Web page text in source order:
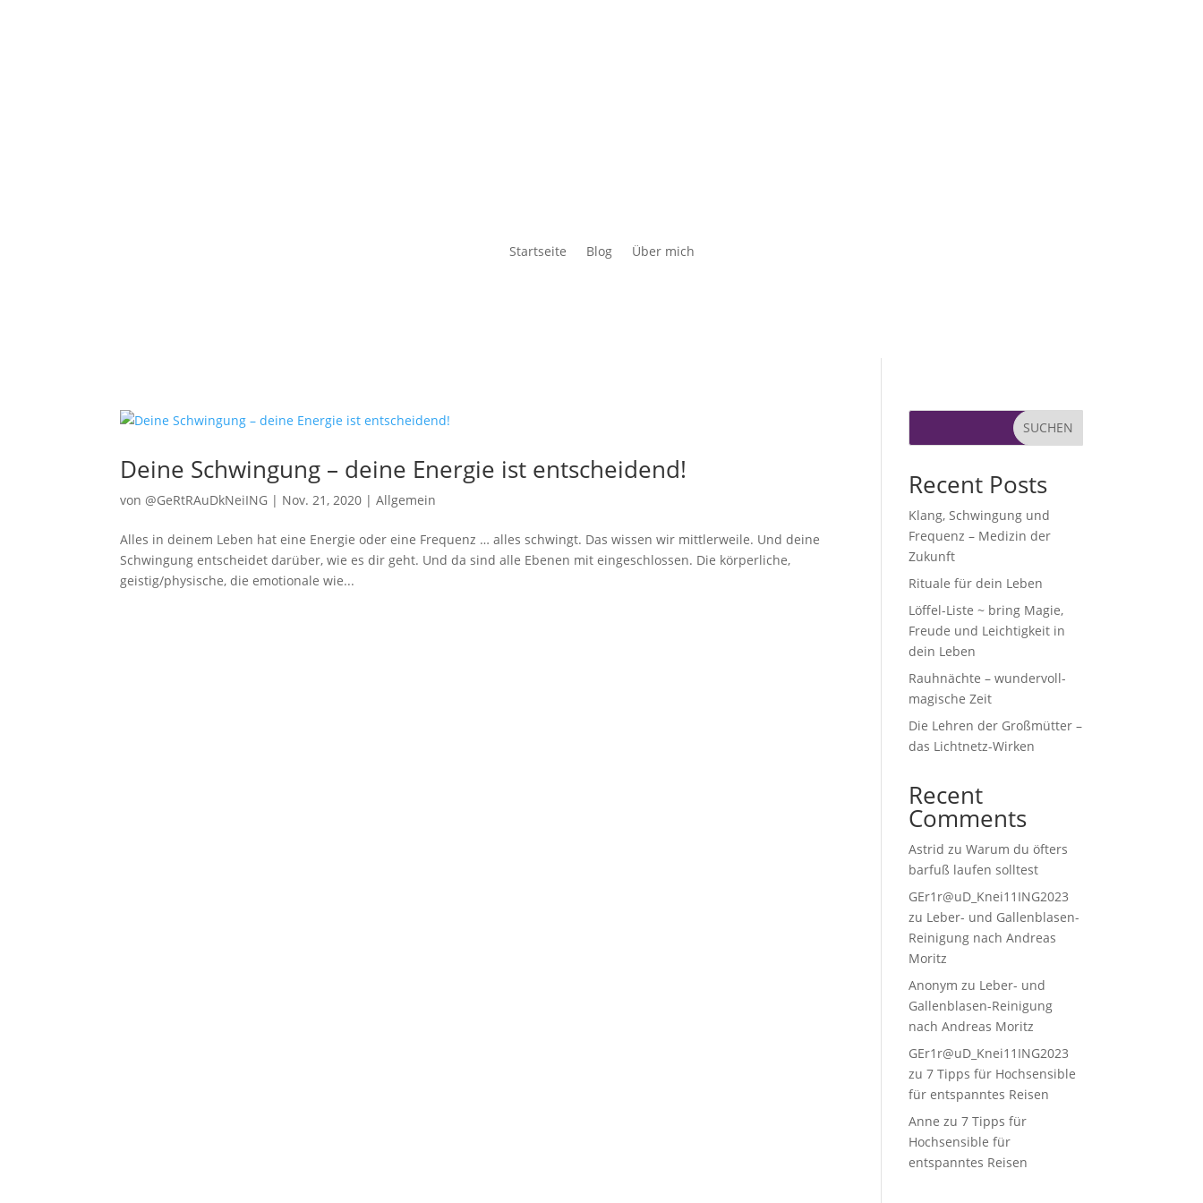
Startseite Blog Über mich
Deine Schwingung – deine Energie ist entscheidend!
von @GeRtRAuDkNeiING | Nov. 21, 2020 |Allgemein
Alles in deinem Leben hat eine Energie oder eine Frequenz … alles schwingt. Das wissen wir mittlerweile. Und deine
Schwingung entscheidet darüber, wie es dir geht. Und da sind alle Ebenen mit eingeschlossen. Die körperliche,
geistig/physische, die emotionale wie...
SUCHEN
Recent Posts
Klang, Schwingung und
Frequenz – Medizin der
Zukunft
Rituale für dein Leben
Löffel-Liste ~ bring Magie,
Freude und Leichtigkeit in
dein Leben
Rauhnächte – wundervoll-
magische Zeit
Die Lehren der Großmütter –
das Lichtnetz-Wirken
Recent
Comments
Astrid zuWarum du öfters
barfuß laufen solltest
GEr1r@uD_Knei11ING2023
zu Leber- und Gallenblasen-
Reinigung nach Andreas
Moritz
Anonym zu Leber- und
Gallenblasen-Reinigung
nach Andreas Moritz
GEr1r@uD_Knei11ING2023
zu7 Tipps für Hochsensible
für entspanntes Reisen
Anne zu7 Tipps für
Hochsensible für
entspanntes Reisen